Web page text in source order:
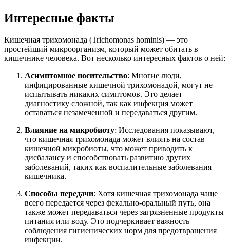
Интересные факты
Кишечная трихомонада (Trichomonas hominis) — это
простейший микроорганизм, который может обитать в
кишечнике человека. Вот несколько интересных фактов о ней:
Асимптомное носительство: Многие люди,
инфицированные кишечной трихомонадой, могут не
испытывать никаких симптомов. Это делает
диагностику сложной, так как инфекция может
оставаться незамеченной и передаваться другим.
Влияние на микробиоту: Исследования показывают,
что кишечная трихомонада может влиять на состав
кишечной микробиоты, что может приводить к
дисбалансу и способствовать развитию других
заболеваний, таких как воспалительные заболевания
кишечника.
Способы передачи: Хотя кишечная трихомонада чаще
всего передается через фекально-оральный путь, она
также может передаваться через загрязненные продукты
питания или воду. Это подчеркивает важность
соблюдения гигиенических норм для предотвращения
инфекции.